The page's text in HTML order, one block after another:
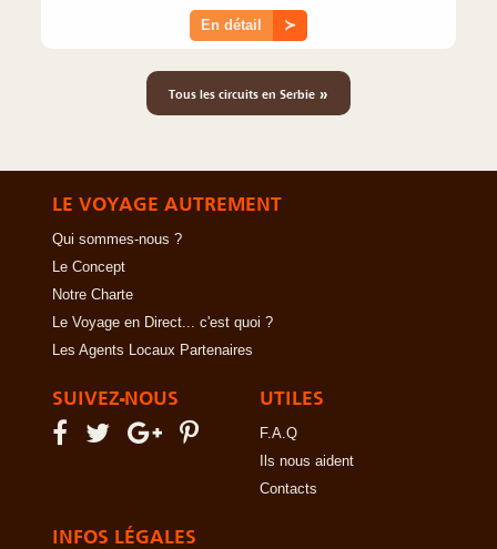
En détail ≻
Tous les circuits en Serbie »
LE VOYAGE AUTREMENT
Qui sommes-nous ?
Le Concept
Notre Charte
Le Voyage en Direct... c'est quoi ?
Les Agents Locaux Partenaires
SUIVEZ-NOUS UTILES
F.A.Q
Ils nous aident
Contacts
INFOS LÉGALES